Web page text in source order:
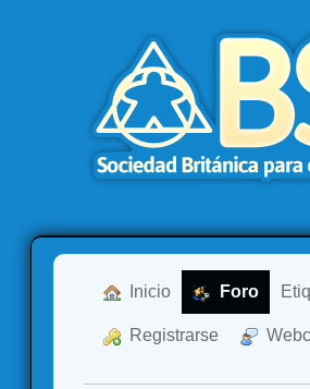
Inicio Foro
Registrarse